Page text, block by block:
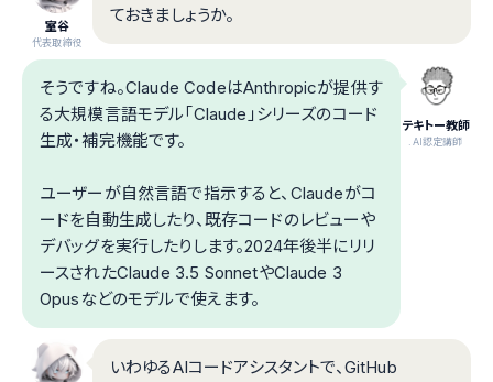
室谷
代表取締役
ておきましょうか。
テキトー教師
.AI認定講師
そうですね。Claude CodeはAnthropicが提供す
る大規模言語モデル「Claude」シリーズのコード
生成・補完機能です。
ユーザーが自然言語で指示すると、Claudeがコ
ードを自動生成したり、既存コードのレビューや
デバッグを実行したりします。2024年後半にリリ
ースされたClaude 3.5 SonnetやClaude 3
Opusなどのモデルで使えます。
いわゆるAIコードアシスタントで、GitHub